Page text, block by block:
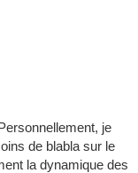
je
de blabla sur le
la dynamique des